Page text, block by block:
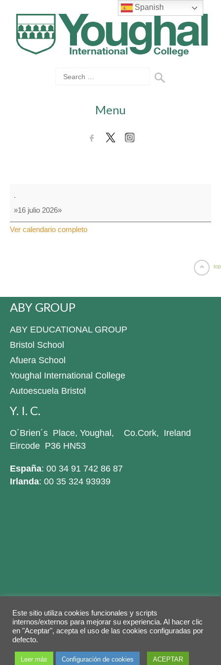
Menu
Quincena
.
»16 julio 2026»
Ver calendario completo
top
ABY GROUP
ABY EDUCATIONAL GROUP
Bristol School
Afuera School
Youghal International College
Autoescuela Bristol
Y. I. C.
O´Brien´s Place, Youghal, Co.Cork, Ireland
Eircode P36 HN53
España: 00 34 91 742 86 87
Irlanda: 00 35 324 93939
Legal warning Privacy Policy Cookies policy
© 2026 Copyright by
derechos reservados.
Este sitio utiliza cookies funcionales y scripts
internos/externos para mejorar su experiencia. Al hacer clic
en "Aceptar", acepta el uso de las cookies configuradas por
defecto.
Leer más Configuración de cookies ACEPTAR
Spanish